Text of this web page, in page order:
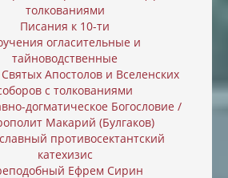
толкованиями
Писания к 10-ти
огласительные и
тайноводственные
Апостолов и Вселенских
с толкованиями
догматическое Богословие /
Макарий (Булгаков)
противосектантский
катехизис
Ефрем Сирин